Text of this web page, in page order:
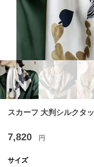
スカーフ 大判シルクタ
7,820 円
サイズ